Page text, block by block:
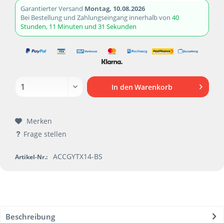
Garantierter Versand Montag, 10.08.2026
Bei Bestellung und Zahlungseingang innerhalb von 40
Stunden, 11 Minuten und 31 Sekunden
In den Warenkorb
Merken
Frage stellen
Artikel-Nr.: ACCGYTX14-BS
Beschreibung